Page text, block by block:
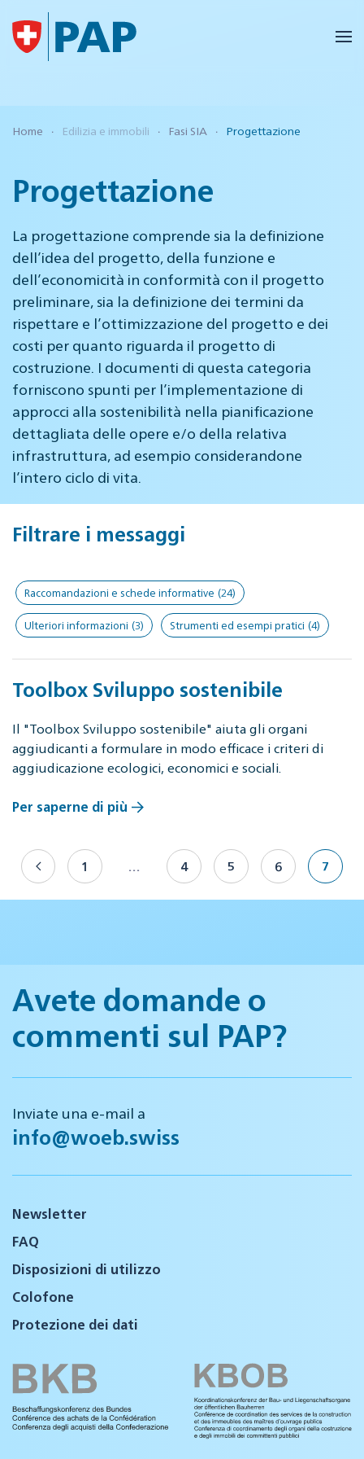
Skip to main content
Home Edilizia e immobili Fasi SIA Progettazione
Progettazione
La progettazione comprende sia la definizione
dell’idea del progetto, della funzione e
dell’economicità in conformità con il progetto
preliminare, sia la definizione dei termini da
rispettare e l’ottimizzazione del progetto e dei
costi per quanto riguarda il progetto di
costruzione. I documenti di questa categoria
forniscono spunti per l’implementazione di
approcci alla sostenibilità nella pianificazione
dettagliata delle opere e/o della relativa
infrastruttura, ad esempio considerandone
l’intero ciclo di vita.
Filtrare i messaggi
Raccomandazioni e schede informative (24)
Ulteriori informazioni (3) Strumenti ed esempi pratici (4)
Toolbox Sviluppo sostenibile
Il "Toolbox Sviluppo sostenibile" aiuta gli organi
aggiudicanti a formulare in modo efficace i criteri di
aggiudicazione ecologici, economici e sociali.
Per saperne di più
1 … 4 5 6 7
Avete domande o
commenti sul PAP?
Inviate una e-mail a
info@woeb.swiss
Newsletter
FAQ
Disposizioni di utilizzo
Colofone
Protezione dei dati